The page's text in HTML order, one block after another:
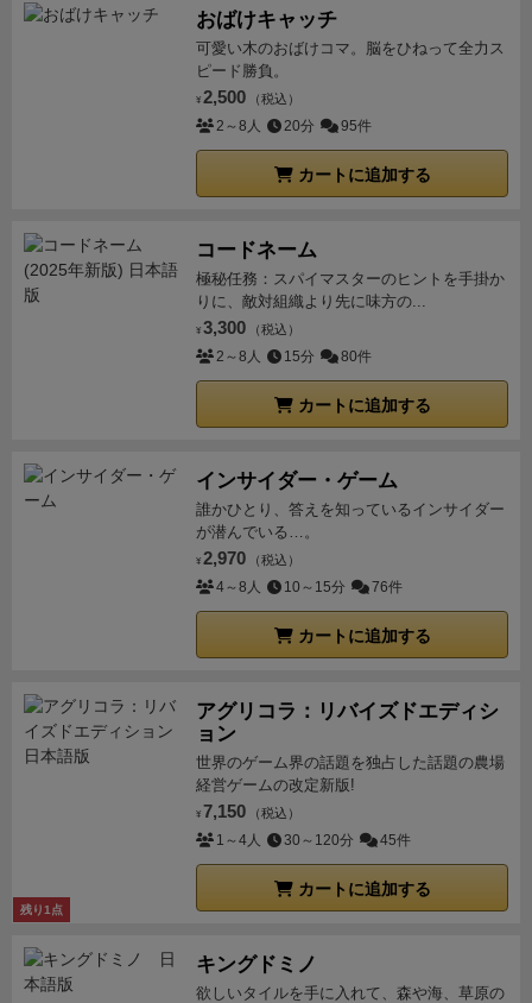
おばけキャッチ
可愛い木のおばけコマ。脳をひねって全力ス
ピード勝負。
¥ 2,500 （税込）
2～8人 20分 95件
カートに追加する
コードネーム
極秘任務：スパイマスターのヒントを手掛か
りに、敵対組織より先に味方の...
¥ 3,300 （税込）
2～8人 15分 80件
カートに追加する
インサイダー・ゲーム
誰かひとり、答えを知っているインサイダー
が潜んでいる…。
¥ 2,970 （税込）
4～8人 10～15分 76件
カートに追加する
残り1点
アグリコラ：リバイズドエディシ
ョン
世界のゲーム界の話題を独占した話題の農場
経営ゲームの改定新版!
¥ 7,150 （税込）
1～4人 30～120分 45件
カートに追加する
キングドミノ
欲しいタイルを手に入れて、森や海、草原の